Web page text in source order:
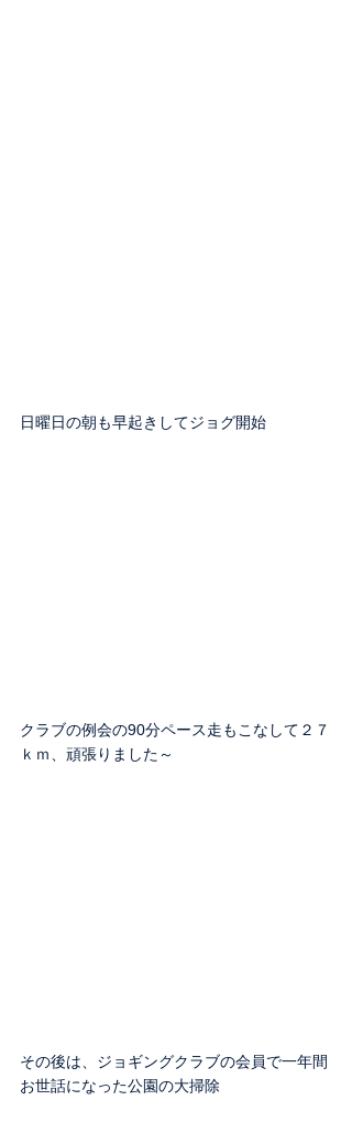
日曜日の朝も早起きしてジョグ開始
クラブの例会の90分ペース走もこなして２７
ｋｍ、頑張りました～
その後は、ジョギングクラブの会員で一年間
お世話になった公園の大掃除